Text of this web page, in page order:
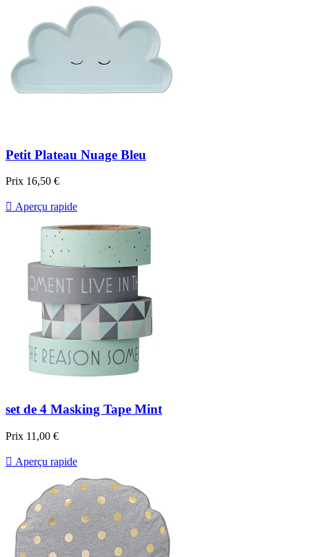
Petit Plateau Nuage Bleu
Prix 16,50 €
 Aperçu rapide
set de 4 Masking Tape Mint
Prix 11,00 €
 Aperçu rapide